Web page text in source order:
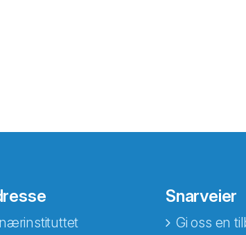
Snarveier
Gi oss en